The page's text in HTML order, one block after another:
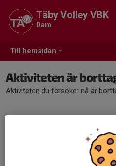
Till hemsidan
Täby Volley VBK
Dam
Aktiviteten är
Aktiviteten du försöker nå är